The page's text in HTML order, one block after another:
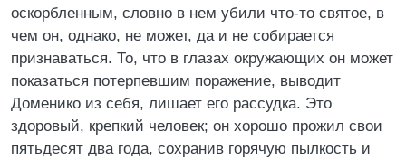
оскорбленным, словно в нем убили что-то святое, в
чем он, однако, не может, да и не собирается
признаваться. То, что в глазах окружающих он может
показаться потерпевшим поражение, выводит
Доменико из себя, лишает его рассудка. Это
здоровый, крепкий человек; он хорошо прожил свои
пятьдесят два года, сохранив горячую пылкость и